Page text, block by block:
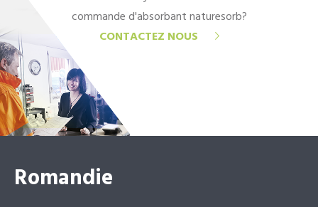
commande d'absorbant naturesorb?
CONTACTEZ NOUS
Romandie